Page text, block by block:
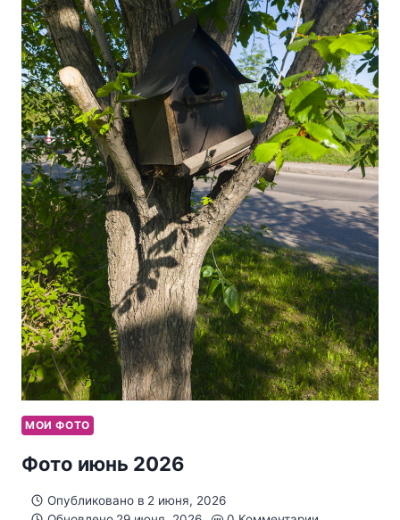
МОИ ФОТО
Фото июнь 2026
Опубликовано в 2 июня, 2026